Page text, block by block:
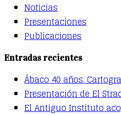
Noticias
Presentaciones
Publicaciones
Entradas recientes
Ábaco 40 años.
Presentación de El
El Antiguo Instituto